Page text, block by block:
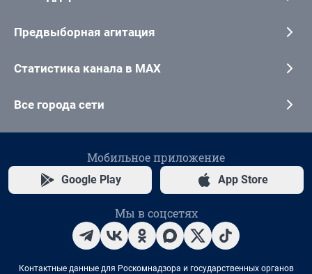
Предвыборная агитация
Статистика канала в MAX
Все города сети
Мобильное приложение
Google Play App Store
Мы в соцсетях
Контактные данные для Роскомнадзора и государственных органов